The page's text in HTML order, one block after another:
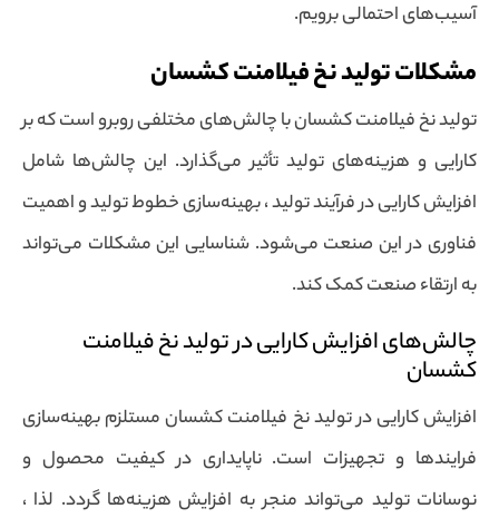
آسیب‌های احتمالی برویم.
مشکلات تولید نخ فیلامنت کشسان
تولید نخ فیلامنت کشسان با چالش‌های مختلفی روبرو است که بر
کارایی و هزینه‌های تولید تأثیر می‌گذارد. این چالش‌ها شامل
افزایش کارایی در فرآیند تولید ، بهینه‌سازی خطوط تولید و اهمیت
فناوری در این صنعت می‌شود. شناسایی این مشکلات می‌تواند
به ارتقاء صنعت کمک کند.
چالش‌های افزایش کارایی در تولید نخ فیلامنت
کشسان
افزایش کارایی در تولید نخ فیلامنت کشسان مستلزم بهینه‌سازی
فرایندها و تجهیزات است. ناپایداری در کیفیت محصول و
نوسانات تولید می‌تواند منجر به افزایش هزینه‌ها گردد. لذا ،